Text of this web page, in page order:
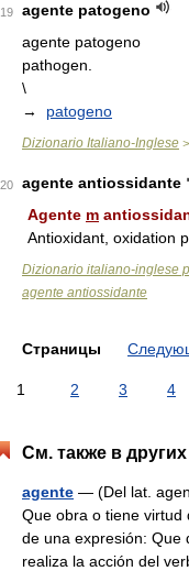
19
agente patogeno
agente patogeno
pathogen.
\
→ patogeno
Dizionario Italiano-Inglese >
20
agente antiossidante
Agente m
Antioxidant, oxidation
Dizionario italiano-inglese
agente antiossidante
Страницы
1 2 3 4
См. также в
agente — (Del lat.
Que obra o tiene virtud
de una expresión: Que
realiza la acción del